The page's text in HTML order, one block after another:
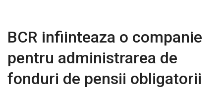
BCR infiinteaza o companie
pentru administrarea de
fonduri de pensii obligatorii